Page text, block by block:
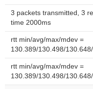
3 packets transmitted, 3
time 2000ms
rtt min/avg/max/mdev =
130.389/130.498/
rtt min/avg/max/mdev =
130.389/130.498/